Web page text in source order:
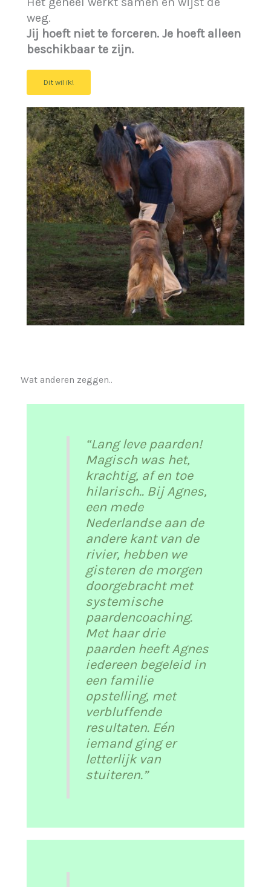
weg.
Jij hoeft niet te forceren. Je hoeft alleen
beschikbaar te zijn.
Dit wil ik!
Wat anderen zeggen..
“Lang leve paarden!
Magisch was het,
krachtig, af en toe
hilarisch.. Bij Agnes,
een mede
Nederlandse aan de
andere kant van de
rivier, hebben we
gisteren de morgen
doorgebracht met
systemische
paardencoaching.
Met haar drie
paarden heeft Agnes
iedereen begeleid in
een familie
opstelling, met
verbluffende
resultaten. Eén
iemand ging er
letterlijk van
stuiteren.”